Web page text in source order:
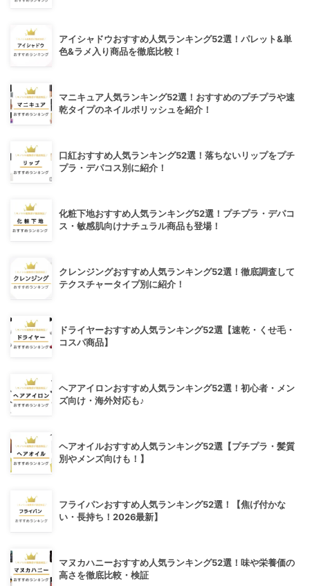
アイシャドウおすすめ人気ランキング52選！パレット&単
色&ラメ入り商品を徹底比較！
マニキュア人気ランキング52選！おすすめのプチプラや速
乾タイプのネイルポリッシュを紹介！
口紅おすすめ人気ランキング52選！落ちないリップをプチ
プラ・デパコス別に紹介！
化粧下地おすすめ人気ランキング52選！プチプラ・デパコ
ス・敏感肌向けナチュラル商品も登場！
クレンジングおすすめ人気ランキング52選！徹底調査して
テクスチャータイプ別に紹介！
ドライヤーおすすめ人気ランキング52選【速乾・くせ毛・
コスパ商品】
ヘアアイロンおすすめ人気ランキング52選！初心者・メン
ズ向け・海外対応も♪
ヘアオイルおすすめ人気ランキング52選【プチプラ・髪質
別やメンズ向けも！】
フライパンおすすめ人気ランキング52選！【焦げ付かな
い・長持ち！2026最新】
マヌカハニーおすすめ人気ランキング52選！味や栄養価の
高さを徹底比較・検証